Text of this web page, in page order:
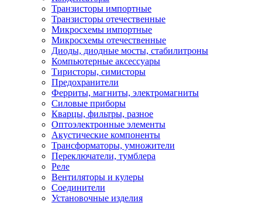
Транзисторы импортные
Транзисторы отечественные
Микросхемы импортные
Микросхемы отечественные
Диоды, диодные мосты, стабилитроны
Компьютерные аксессуары
Тиристоры, симисторы
Предохранители
Ферриты, магниты, электромагниты
Силовые приборы
Кварцы, фильтры, разное
Оптоэлектронные элементы
Акустические компоненты
Трансформаторы, умножители
Переключатели, тумблера
Реле
Вентиляторы и кулеры
Соединители
Установочные изделия